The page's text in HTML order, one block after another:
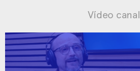
Vídeo canal